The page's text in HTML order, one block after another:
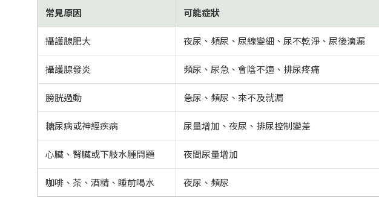
常見原因 可能症狀
攝護腺肥大 夜尿、頻尿、尿線變細、尿不乾淨、尿後滴漏
攝護腺發炎 頻尿、尿急、會陰不適、排尿疼痛
膀胱過動 急尿、頻尿、來不及就漏
糖尿病或神經疾病 尿量增加、夜尿、排尿控制變差
心臟、腎臟或下肢水腫問題 夜間尿量增加
咖啡、茶、酒精、睡前喝水 夜尿、頻尿